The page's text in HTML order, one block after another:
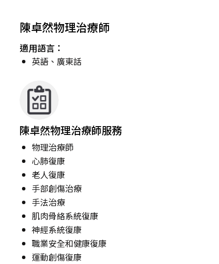
陳卓然物理治療師
適用語言：
英語、廣東話
陳卓然物理治療師服務
物理治療師
心肺復康
老人復康
手部創傷治療
手法治療
肌肉骨絡系統復康
神經系統復康
職業安全和健康復康
運動創傷復康